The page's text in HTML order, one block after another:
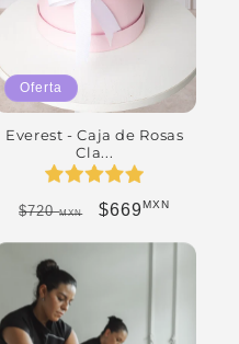
Oferta
Everest - Caja de Rosas
Cla...
Precio habitual
$720MXN Precio de oferta
$669MXN